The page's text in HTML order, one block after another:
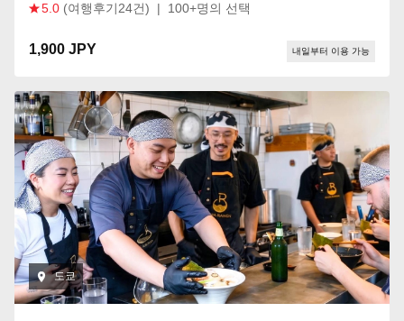
5.0 (여행후기24건) | 100+명의 선택
1,900 JPY 내일부터 이용 가능
도쿄